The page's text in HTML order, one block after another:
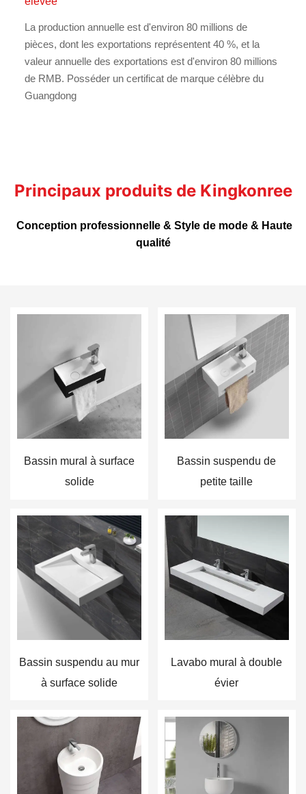
La production annuelle est d'environ 80 millions de
pièces, dont les exportations représentent 40 %, et la
valeur annuelle des exportations est d'environ 80 millions
de RMB. Posséder un certificat de marque célèbre du
Guangdong
Principaux produits de Kingkonree
Conception professionnelle & Style de mode & Haute
qualité
Bassin mural à surface
solide
Bassin suspendu de
petite taille
Bassin suspendu au mur
à surface solide
Lavabo mural à double
évier